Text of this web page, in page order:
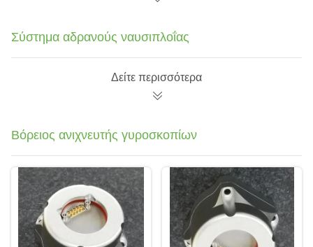
Σύστημα αδρανούς ναυσιπλοΐας
Δείτε περισσότερα
Βόρειος ανιχνευτής γυροσκοπίων